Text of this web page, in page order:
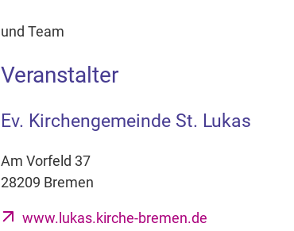
und Team
Veranstalter
Ev. Kirchengemeinde St. Lukas
Am Vorfeld 37
28209 Bremen
www.lukas.kirche-bremen.de